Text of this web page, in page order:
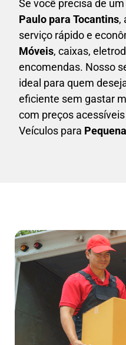
Se você precisa de um
Paulo para Tocantins,
serviço rápido e
Móveis, caixas,
encomendas. Nosso
ideal para quem
eficiente sem gastar
com preços
Veículos para